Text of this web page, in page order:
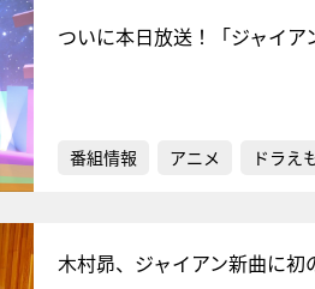
ついに本日放送！「ジャイ
番組情報 アニメ ドラえ
木村昴、ジャイアン新曲に初